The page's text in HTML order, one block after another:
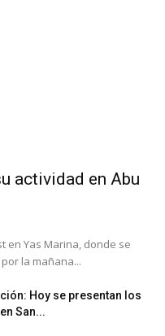
actividad en Abu
en Yas Marina, donde se
la mañana...
Hoy se presentan los
San...